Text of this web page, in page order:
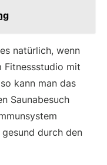
natürlich, wenn
Fitnessstudio mit
kann man das
Saunabesuch
durch den